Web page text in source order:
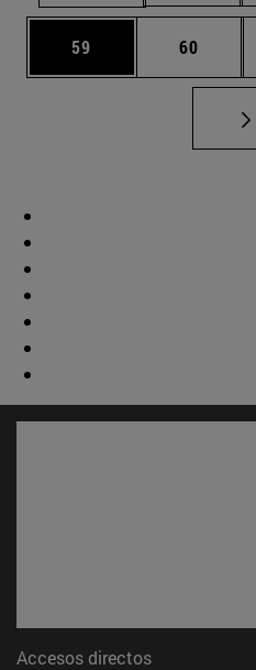
Página
59 Página
60
Accesos directos